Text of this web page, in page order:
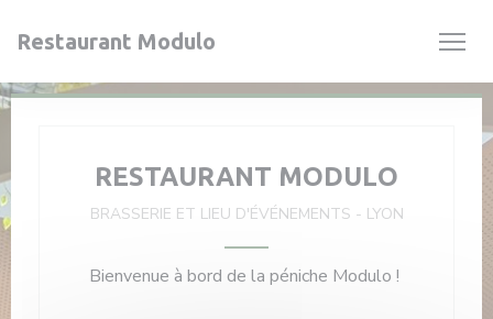
Restaurant Modulo
RESTAURANT MODULO
BRASSERIE ET LIEU D'ÉVÉNEMENTS - LYON
Bienvenue à bord de la péniche Modulo !